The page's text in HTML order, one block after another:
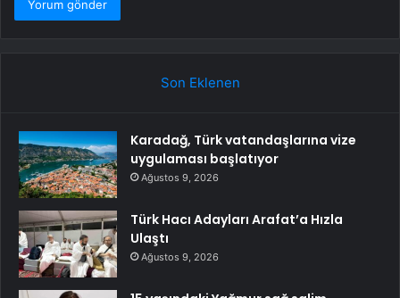
Son Eklenen
Karadağ, Türk vatandaşlarına vize
uygulaması başlatıyor
Ağustos 9, 2026
Türk Hacı Adayları Arafat’a Hızla
Ulaştı
Ağustos 9, 2026